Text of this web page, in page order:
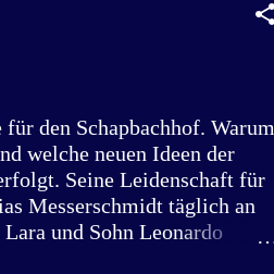
den Schapbachhof. Warum
welche neuen Ideen der
Seine Leidenschaft für
Messerschmidt täglich an
und Sohn Leonardo